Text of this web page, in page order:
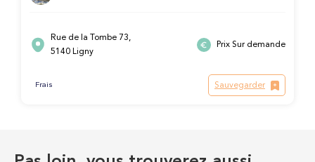
Rue de la Tombe 73,
5140 Ligny
Prix Sur demande
Frais Sauvegarder